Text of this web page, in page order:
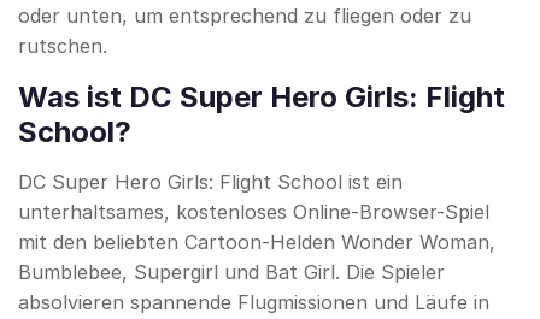
oder unten, um entsprechend zu fliegen oder zu
rutschen.
Was ist DC Super Hero Girls: Flight
School?
DC Super Hero Girls: Flight School ist ein
unterhaltsames, kostenloses Online-Browser-Spiel
mit den beliebten Cartoon-Helden Wonder Woman,
Bumblebee, Supergirl und Bat Girl. Die Spieler
absolvieren spannende Flugmissionen und Läufe in